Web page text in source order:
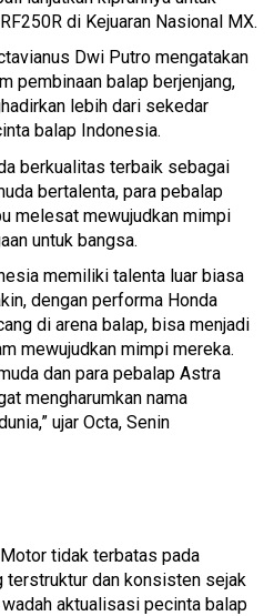
di Kejuaran Nasional MX.
Dwi Putro mengatakan
pembinaan balap berjenjang,
lebih dari sekedar
balap Indonesia.
berkualitas terbaik sebagai
bertalenta, para pebalap
melesat mewujudkan mimpi
untuk bangsa.
memiliki talenta luar biasa
dengan performa Honda
di arena balap, bisa menjadi
mewujudkan mimpi mereka.
dan para pebalap Astra
mengharumkan nama
ujar Octa, Senin
tidak terbatas pada
terstruktur dan konsisten sejak
aktualisasi pecinta balap